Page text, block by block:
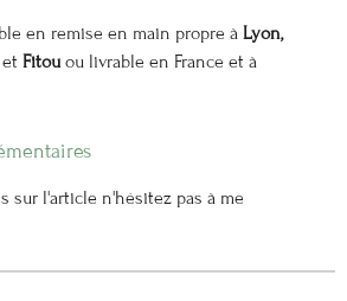
en remise en main propre à Lyon,
et Fitou ou livrable en France et à
sur l'article n'hésitez pas à me